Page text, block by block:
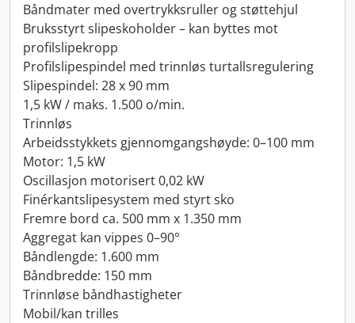
Båndmater med overtrykksruller og støttehjul
Bruksstyrt slipe­skoholder – kan byttes mot
profilslipe­kropp
Profilslipe­spindel med trinnløs turtallsregulering
Slipe­spindel: 28 x 90 mm
1,5 kW / maks. 1.500 o/min.
Trinnløs
Arbeids­stykkets gjennomgangshøyde: 0–100 mm
Motor: 1,5 kW
Oscillasjon motorisert 0,02 kW
Finérkant­slipesystem med styrt sko
Fremre bord ca. 500 mm x 1.350 mm
Aggregat kan vippes 0–90°
Båndlengde: 1.600 mm
Båndbredde: 150 mm
Trinnløse båndhastigheter
Mobil/kan trilles